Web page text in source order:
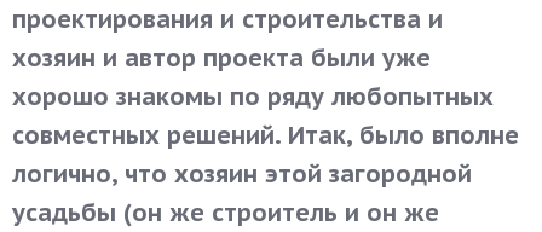
проектирования и строительства и
хозяин и автор проекта были уже
хорошо знакомы по ряду любопытных
совместных решений. Итак, было вполне
логично, что хозяин этой загородной
усадьбы (он же строитель и он же